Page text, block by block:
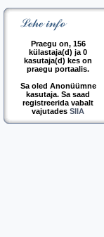
Praegu on, 156
külastaja(d) ja 0
kasutaja(d) kes on
praegu portaalis.
Sa oled Anonüümne
kasutaja. Sa saad
registreerida vabalt
vajutades SIIA